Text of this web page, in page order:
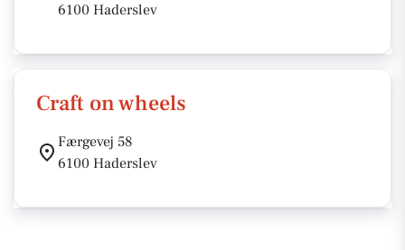
6100 Haderslev
Craft on wheels
Færgevej 58
6100 Haderslev